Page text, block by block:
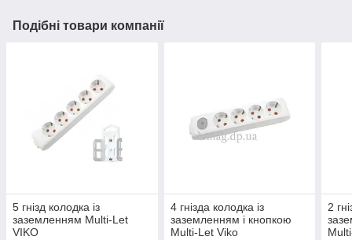
Подібні товари компанії
5 гнізд колодка із
заземленням Multi-Let
VIKO
4 гнізда колодка із
заземленням і кнопкою
Multi-Let Viko
2